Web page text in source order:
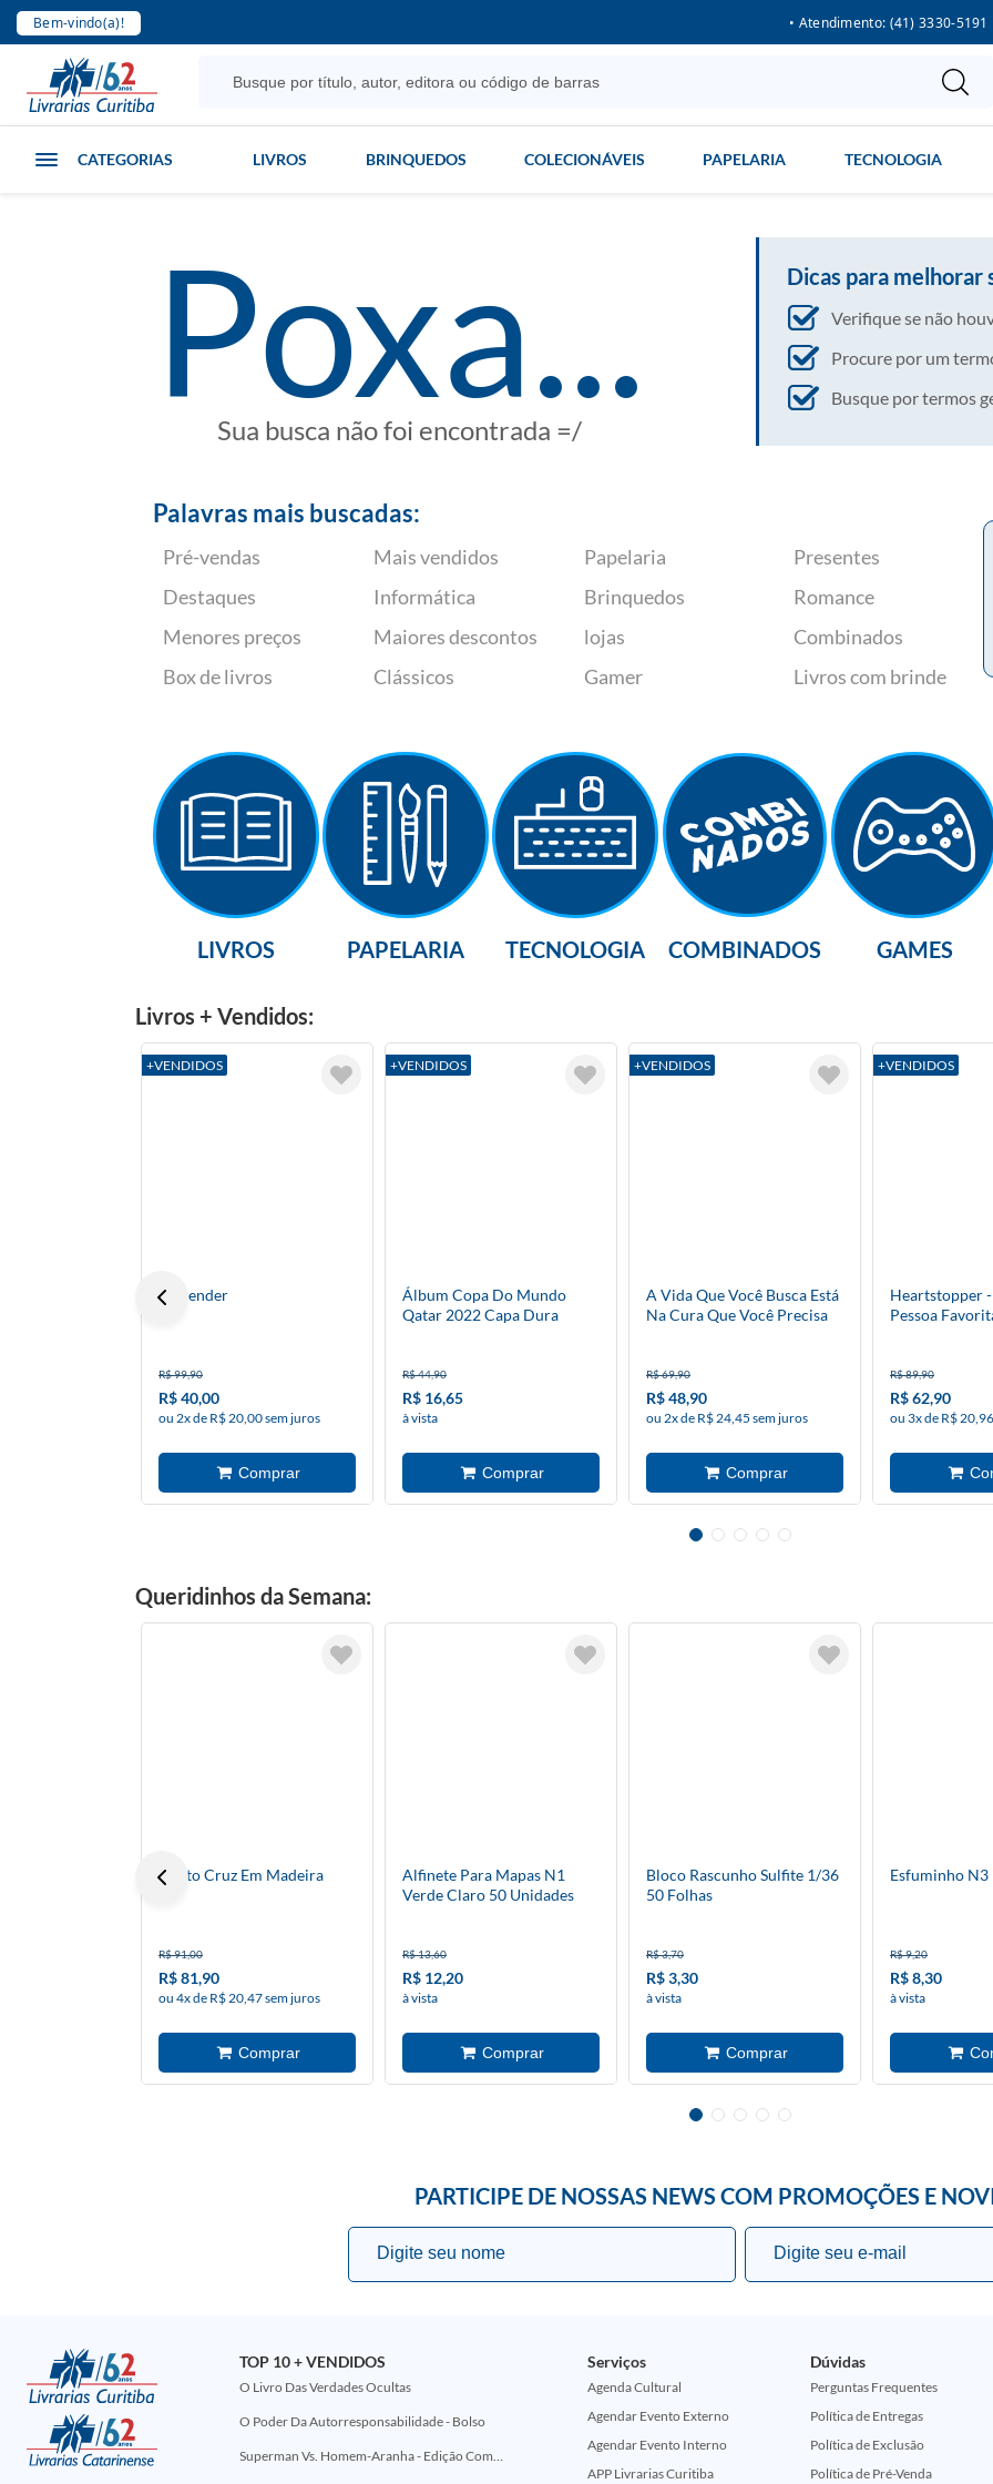
Bem-vindo(a)! • Atendimento: (41) 3330-5191
CATEGORIAS LIVROS BRINQUEDOS COLECIONÁVEIS PAPELARIA TECNOLOGIA
poxa...
Sua busca não foi encontrada =/
Dicas para melhorar
Verifique se não
Procure por um
Busque por termos
Palavras mais buscadas:
Pré-vendas
Destaques
Menores preços
Box de livros
Mais vendidos
Informática
Maiores descontos
Clássicos
Papelaria
Brinquedos
lojas
Gamer
Presentes
Romance
Combinados
Livros com brinde
LIVROS PAPELARIA TECNOLOGIA COMBINADOS GAMES
Livros + Vendidos:
+VENDIDOS
Surrender
R$ 99,90
R$ 40,00
ou 2x de R$ 20,00 sem juros
+VENDIDOS
Álbum Copa Do Mundo
Qatar 2022 Capa Dura
R$ 44,90
R$ 16,65
à vista
+VENDIDOS
A Vida Que Você Busca Está
Na Cura Que Você Precisa
R$ 69,90
R$ 48,90
ou 2x de R$ 24,45 sem juros
+VENDIDOS
Heartstopper
Pessoa
R$ 89,90
R$ 62,90
ou 3x de R$
Queridinhos da Semana:
Ponto Cruz Em Madeira
R$ 91,00
R$ 81,90
ou 4x de R$ 20,47 sem juros
Alfinete Para Mapas N1
Verde Claro 50 Unidades
R$ 13,60
R$ 12,20
à vista
Bloco Rascunho Sulfite 1/36
50 Folhas
R$ 3,70
R$ 3,30
à vista
Esfuminho N3
R$ 9,20
R$ 8,30
à vista
PARTICIPE DE NOSSAS NEWS COM PROMOÇÕES E
TOP 10 + VENDIDOS
O Livro Das Verdades Ocultas
O Poder Da Autorresponsabilidade - Bolso
Superman Vs. Homem-Aranha - Edição Comemorativa 50 Anos (Encontros Clássicos Dc E Marvel)
Serviços
Agenda Cultural
Agendar Evento Externo
Agendar Evento Interno
APP Livrarias Curitiba
Dúvidas
Perguntas Frequentes
Política de Entregas
Política de Exclusão
Política de Pré-Venda